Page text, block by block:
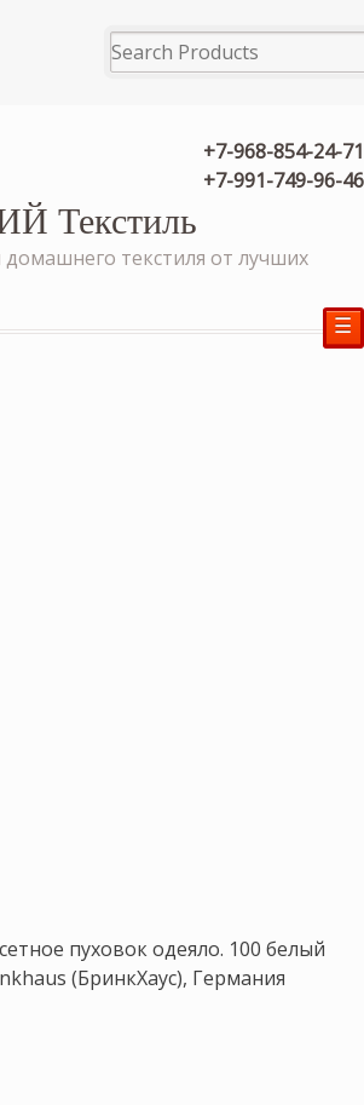
+7-968-854-24-71
+7-991-749-96-46
Текстиль
текстиля от лучших
☰